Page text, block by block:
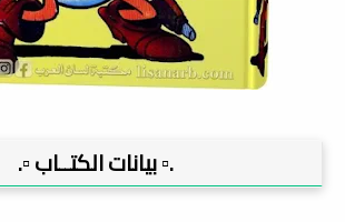
.▫️ بيانات الكتــاب ▫️.